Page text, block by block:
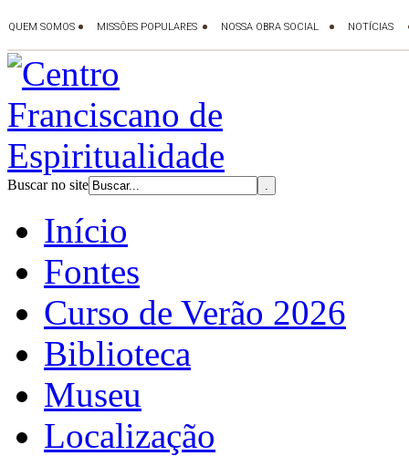
Buscar no site
Início
Fontes
Curso de Verão 2026
Biblioteca
Museu
Localização